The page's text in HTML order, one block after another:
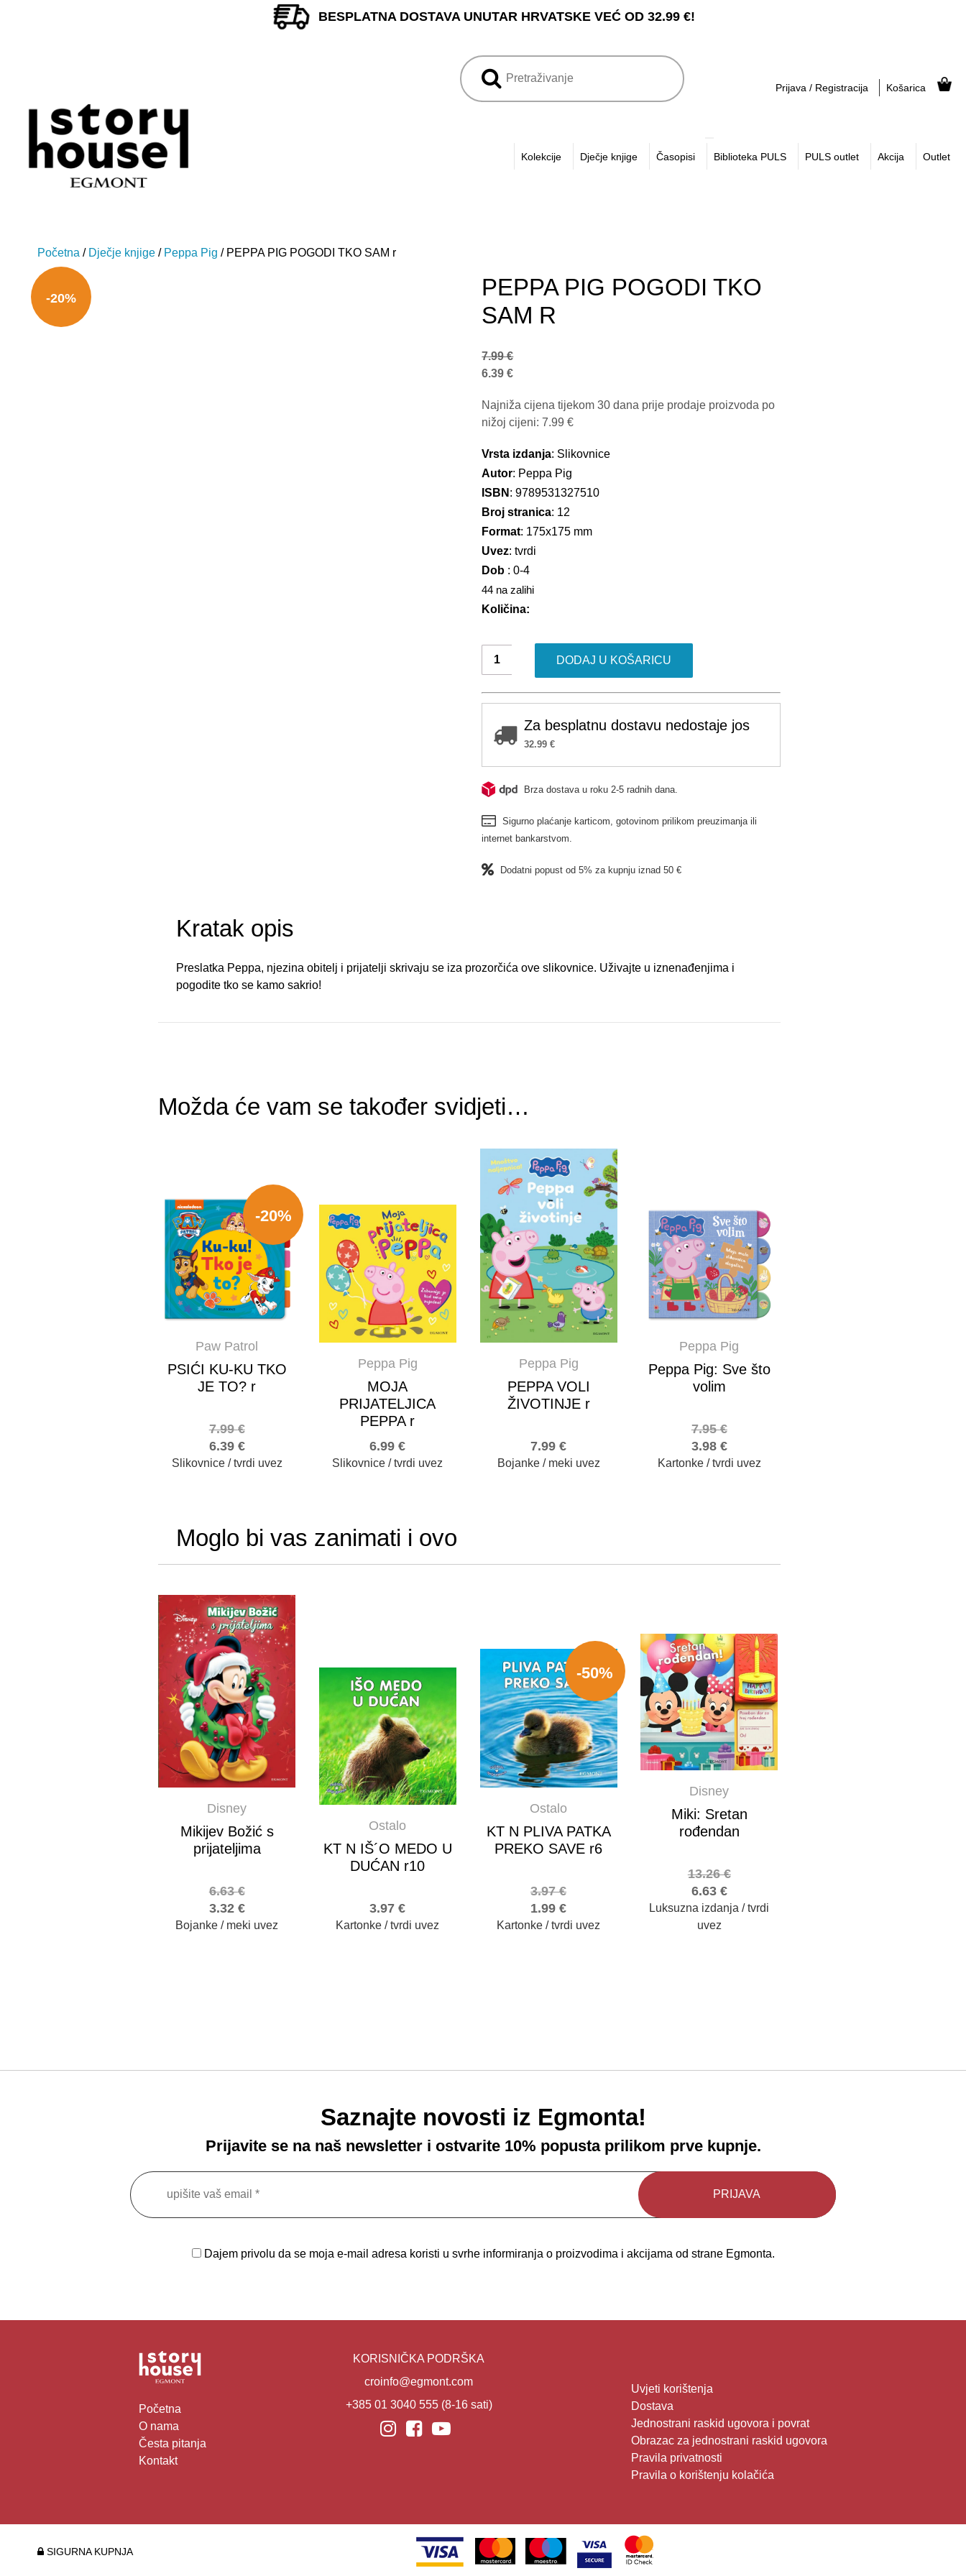
BESPLATNA DOSTAVA UNUTAR HRVATSKE VEĆ OD 32.99 €!
Kolekcije Dječje knjige Časopisi Biblioteka PULS PULS outlet Akcija Outlet
Prijava / Registracija Košarica
Početna / Dječje knjige / Peppa Pig / PEPPA PIG POGODI TKO SAM r
-20%
PEPPA PIG POGODI TKO
SAM R
6.39€
7.99€
Najniža cijena tijekom 30 dana prije prodaje proizvoda po
nižoj cijeni:7.99€
Vrsta izdanja: Slikovnice
Autor: Peppa Pig
ISBN : 9789531327510
Broj stranica: 12
Format: 175x175 mm
Uvez: tvrdi
Dob : 0-4
44 na zalihi
Količina:
PEPPA
TKO
DODAJ U KOŠARICU
Za besplatnu dostavu nedostaje jos
32.99€
Brza dostava u roku 2-5 radnih dana.
Sigurno plaćanje karticom, gotovinom prilikom preuzimanja ili
internet bankarstvom.
Dodatni popust od 5% za kupnju iznad 50 €
Kratak opis
Preslatka Peppa, njezina obitelj i prijatelji skrivaju se iza prozorčića ove slikovnice. Uživajte u iznenađenjima i
pogodite tko se kamo sakrio!
Možda će vam se također svidjeti…
-20%
Paw Patrol
PSIĆI KU-KU TKO
JE TO? r
6.39 €
7.99€
Slikovnice / tvrdi uvez
Peppa Pig
MOJA
PRIJATELJICA
PEPPA r
6.99€
Slikovnice / tvrdi uvez
Peppa Pig
PEPPA VOLI
ŽIVOTINJE r
7.99€
Bojanke / meki uvez
Peppa Pig
Peppa Pig: Sve što
volim
3.98 €
7.95€
Kartonke / tvrdi uvez
Moglo bi vas zanimati i ovo
Disney
Mikijev Božić s
prijateljima
3.32 €
6.63€
Bojanke / meki uvez
Ostalo
KT N IŠ´O MEDO U
DUĆAN r10
3.97€
Kartonke / tvrdi uvez
-50%
Ostalo
KT N PLIVA PATKA
PREKO SAVE r6
1.99€
3.97€
Kartonke / tvrdi uvez
Disney
Miki: Sretan
rođendan
6.63 €
13.26€
Luksuzna izdanja / tvrdi
uvez
Saznajte novosti iz Egmonta!
Prijavite se na naš newsletter i ostvarite 10% popusta prilikom prve kupnje.
Dajem privolu da se moja e-mail adresa koristi u svrhe informiranja o proizvodima i akcijama od strane Egmonta.
Početna
O nama
Česta pitanja
Kontakt
KORISNIČKA PODRŠKA
croinfo@egmont.com
+385 01 3040 555(8-16 sati)
Uvjeti korištenja
Dostava
Jednostrani raskid ugovora i povrat
Obrazac za jednostrani raskid ugovora
Pravila privatnosti
Pravila o korištenju kolačića
SIGURNA KUPNJA